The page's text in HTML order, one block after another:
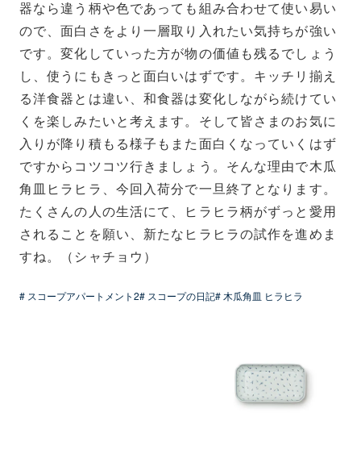
器なら違う柄や色であっても組み合わせて使い易い
ので、面白さをより一層取り入れたい気持ちが強い
です。変化していった方が物の価値も残るでしょう
し、使うにもきっと面白いはずです。キッチリ揃え
る洋食器とは違い、和食器は変化しながら続けてい
くを楽しみたいと考えます。そして皆さまのお気に
入りが降り積もる様子もまた面白くなっていくはず
ですからコツコツ行きましょう。そんな理由で木瓜
角皿ヒラヒラ、今回入荷分で一旦終了となります。
たくさんの人の生活にて、ヒラヒラ柄がずっと愛用
されることを願い、新たなヒラヒラの試作を進めま
すね。（シャチョウ）
# スコープアパートメント2# スコープの日記# 木瓜角皿 ヒラヒラ